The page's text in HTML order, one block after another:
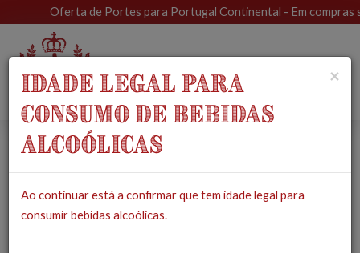
Oferta de Portes para Portugal Continental - Em compras
Filetes de Atum com
Abacaxi e Hortelã
×
IDADE LEGAL PARA
CONSUMO DE BEBIDAS
ALCOÓLICAS
Ao continuar está a confirmar que tem idade legal para
consumir bebidas alcoólicas.